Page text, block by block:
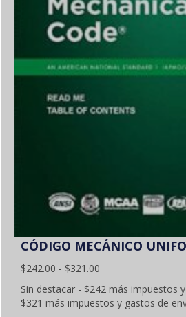
CÓDIGO MECÁNICO
$242.00 - $321.00
precios:
$242.00
Sin destacar - $242 más impuestos
$321 más impuestos y gastos de